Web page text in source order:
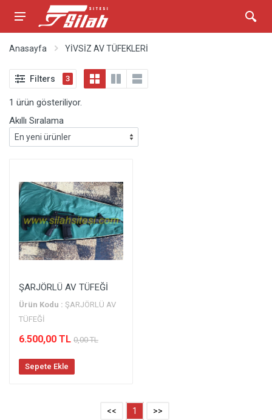
Anasayfa YİVSİZ AV TÜFEKLERİ
Filters 3
1 ürün gösteriliyor.
Akıllı Sıralama
ŞARJÖRLÜ AV TÜFEĞİ
Ürün Kodu : ŞARJÖRLÜ AV
TÜFEĞİ
6.500,00 TL 0,00 TL
Sepete Ekle
<< 1 >>